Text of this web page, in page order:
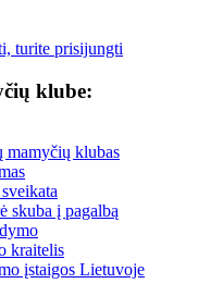
turite prisijungti
klube:
mamyčių klubas
skuba į pagalbą
kraitelis
įstaigos Lietuvoje